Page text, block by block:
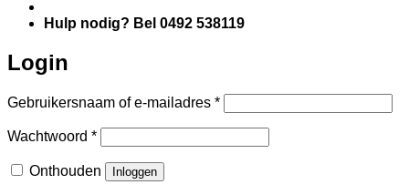
Hulp nodig? Bel 0492 538119
Login
Gebruikersnaam of e-mailadres *Vereist
Wachtwoord *Vereist
Onthouden Inloggen